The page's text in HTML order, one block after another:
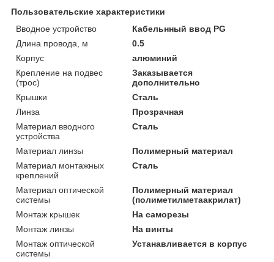
Пользовательские характеристики
Вводное устройство
Кабельнный ввод PG
Длина провода, м
0.5
Корпус
алюминий
Крепление на подвес
(трос)
Заказывается
дополнительно
Крышки
Сталь
Линза
Прозрачная
Материал вводного
устройства
Сталь
Материал линзы
Полимерный материал
Материал монтажных
креплений
Сталь
Материал оптической
системы
Полимерный материал
(полиметилметаакрилат)
Монтаж крышек
На саморезы
Монтаж линзы
На винты
Монтаж оптической
системы
Устанавливается в корпус